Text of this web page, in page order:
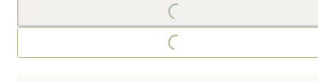
Loading...
Loading...